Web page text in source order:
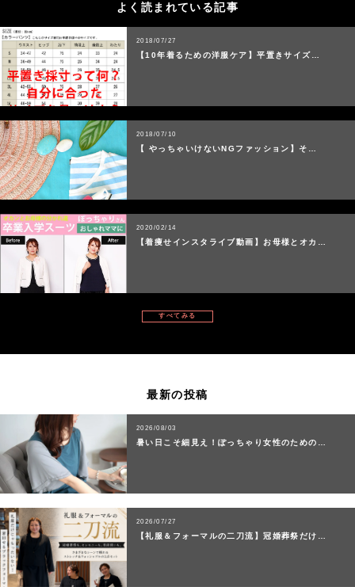
よく読まれている記事
2018/07/27
【10年着るための洋服ケア】平置きサイズ…
2018/07/10
【 やっちゃいけないNGファッション】そ…
2020/02/14
【着痩せインスタライブ動画】お母様とオカ…
すべてみる
最新の投稿
2026/08/03
暑い日こそ細見え！ぽっちゃり女性のための…
2026/07/27
【礼服＆フォーマルの二刀流】冠婚葬祭だけ…